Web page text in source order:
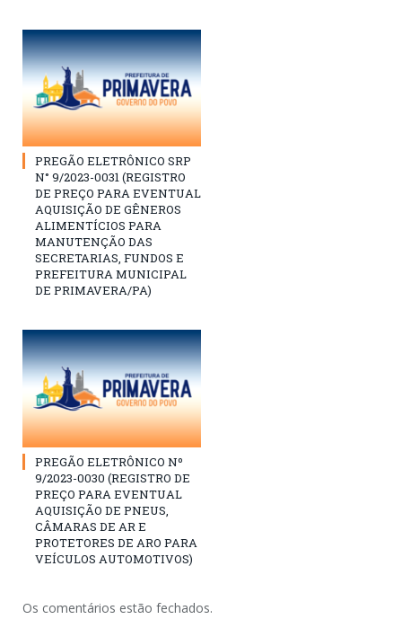
PREGÃO ELETRÔNICO SRP
N° 9/2023-0031 (REGISTRO
DE PREÇO PARA EVENTUAL
AQUISIÇÃO DE GÊNEROS
ALIMENTÍCIOS PARA
MANUTENÇÃO DAS
SECRETARIAS, FUNDOS E
PREFEITURA MUNICIPAL
DE PRIMAVERA/PA)
PREGÃO ELETRÔNICO Nº
9/2023-0030 (REGISTRO DE
PREÇO PARA EVENTUAL
AQUISIÇÃO DE PNEUS,
CÂMARAS DE AR E
PROTETORES DE ARO PARA
VEÍCULOS AUTOMOTIVOS)
Os comentários estão fechados.